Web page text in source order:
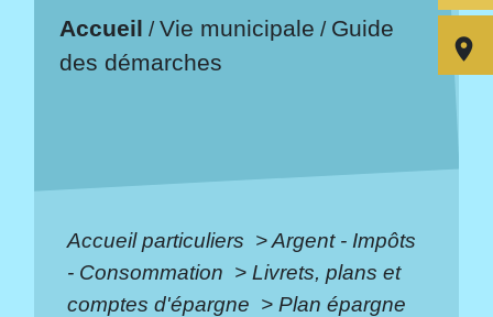
Accueil /Vie municipale / Guide
des démarches
Accueil particuliers >Argent - Impôts
- Consommation > Livrets, plans et
comptes d'épargne > Plan épargne
room